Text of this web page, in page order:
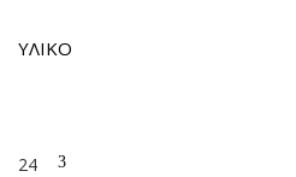
ΥΛΙΚΟ
24